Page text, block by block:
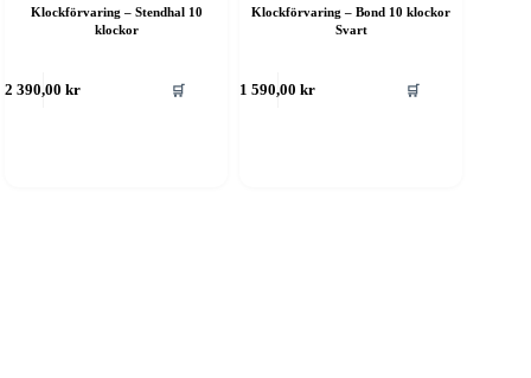
Klockförvaring – Stendhal 10
klockor
2 390,00kr 🛒
Klockförvaring – Bond 10 klockor
Svart
1 590,00kr 🛒